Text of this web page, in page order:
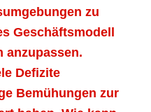
zu
Geschäftsmodell
anzupassen.
Defizite
Bemühungen zur